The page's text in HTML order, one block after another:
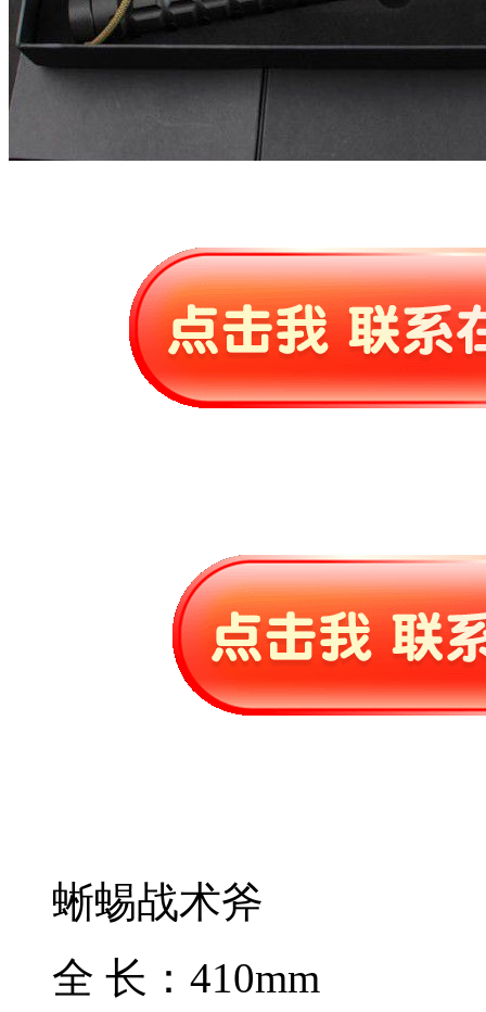
蜥蜴战术斧
全 长：410mm